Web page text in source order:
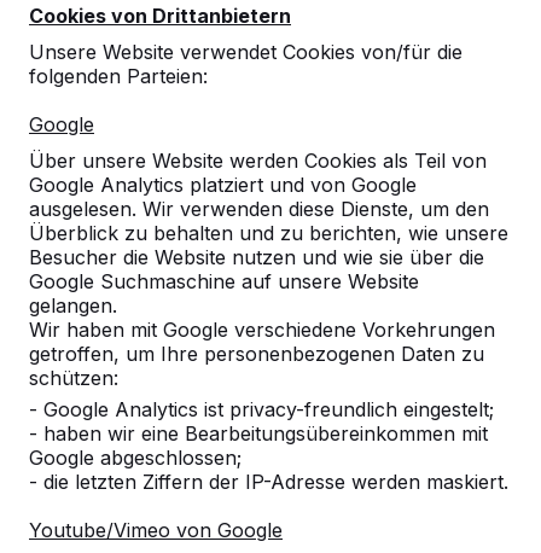
Cookies von Drittanbietern
Unsere Website verwendet Cookies von/für die
folgenden Parteien:
Google
Über unsere Website werden Cookies als Teil von
Google Analytics platziert und von Google
ausgelesen. Wir verwenden diese Dienste, um den
Überblick zu behalten und zu berichten, wie unsere
Besucher die Website nutzen und wie sie über die
Google Suchmaschine auf unsere Website
gelangen.
Wir haben mit Google verschiedene Vorkehrungen
getroffen, um Ihre personenbezogenen Daten zu
schützen:
- Google Analytics ist privacy-freundlich eingestelt;
- haben wir eine Bearbeitungsübereinkommen mit
Google abgeschlossen;
- die letzten Ziffern der IP-Adresse werden maskiert.
Youtube/Vimeo von Google
robustesten Spieltische.
Unsere Tische ansehen -->
Entdecken Sie unser komplettes
Sortiment
Tischtennistische -->